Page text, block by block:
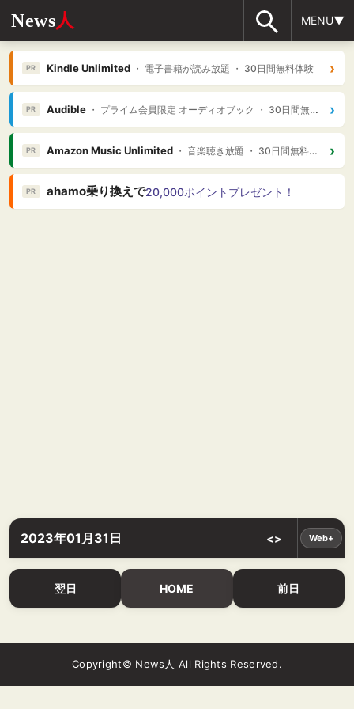
News人 MENU▼
PR Kindle Unlimited・ 電子書籍が読み放題 ・ 30日間無料体験 ›
PR Audible・ プライム会員限定 オーディオブック ・ 30日間無料体験 ›
PR Amazon Music Unlimited・ 音楽聴き放題 ・ 30日間無料体験 ›
PR ahamo乗り換えで20,000ポイントプレゼント！
2023年01月31日 <> Web+
翌日 HOME 前日
Copyright© News人 All Rights Reserved.